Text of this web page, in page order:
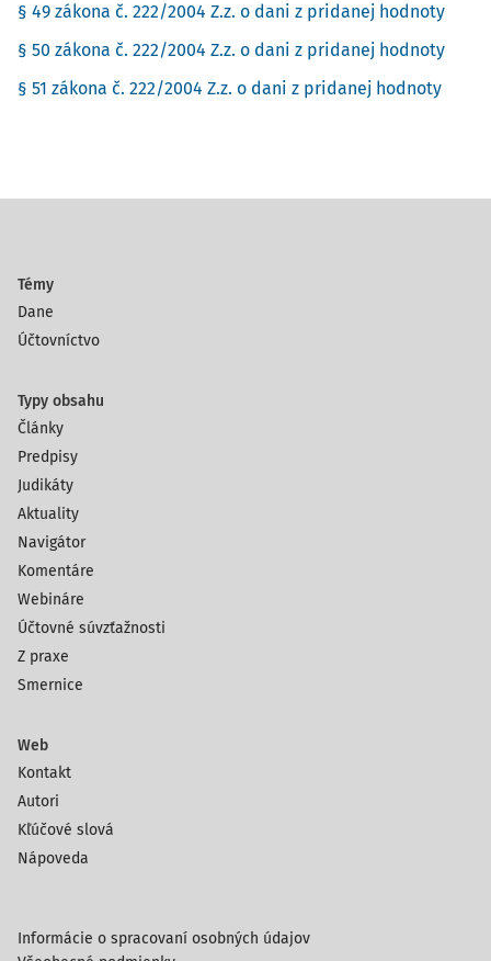
§ 49 zákona č. 222/2004 Z.z. o dani z pridanej hodnoty
§ 50 zákona č. 222/2004 Z.z. o dani z pridanej hodnoty
§ 51 zákona č. 222/2004 Z.z. o dani z pridanej hodnoty
Témy
Dane
Účtovníctvo
Typy obsahu
Články
Predpisy
Judikáty
Aktuality
Navigátor
Komentáre
Webináre
Účtovné súvzťažnosti
Z praxe
Smernice
Web
Kontakt
Autori
Kľúčové slová
Nápoveda
Informácie o spracovaní osobných údajov